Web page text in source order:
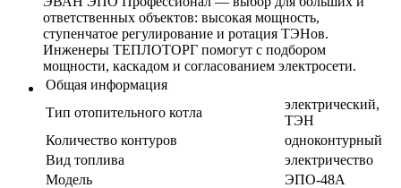
ответственных объектов: высокая мощность,
ступенчатое регулирование и ротация ТЭНов.
Инженеры ТЕПЛОТОРГ помогут с подбором
мощности, каскадом и согласованием электросети.
Общая информация
Тип отопительного котла
электрический,
ТЭН
Количество контуров
одноконтурный
Вид топлива
электричество
Модель
ЭПО-48А